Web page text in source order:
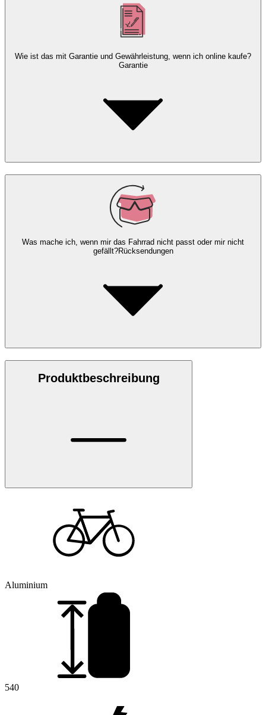
Wie ist das mit Garantie und Gewährleistung, wenn ich online kaufe?
Garantie
Was mache ich, wenn mir das Fahrrad nicht passt oder mir nicht
gefällt?Rücksendungen
Produktbeschreibung
Aluminium
540